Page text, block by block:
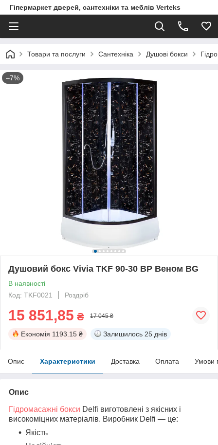
Гіпермаркет дверей, сантехніки та меблів Verteks
Товари та послуги Сантехніка Душові бокси
–7%
Душовий бокс Vivia TKF 90-30 BP Веном BG
В наявності
Код: TKF0021
Роздріб
15 851,85 ₴ 17 045 ₴
Економія 1193.15 ₴ Залишилось 25 днів
Опис Характеристики Доставка Оплата Умови
Опис
Гідромасажні бокси Delfi виготовлені з якісних і
високоміцних матеріалів. Виробник Delfi — це:
Якість